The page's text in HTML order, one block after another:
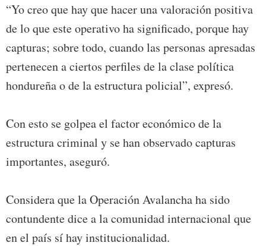
“Yo creo que hay que hacer una valoración positiva
de lo que este operativo ha significado, porque hay
capturas; sobre todo, cuando las personas apresadas
pertenecen a ciertos perfiles de la clase política
hondureña o de la estructura policial”, expresó.
Con esto se golpea el factor económico de la
estructura criminal y se han observado capturas
importantes, aseguró.
Considera que la Operación Avalancha ha sido
contundente dice a la comunidad internacional que
en el país sí hay institucionalidad.